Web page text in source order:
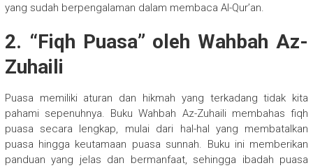
yang sudah berpengalaman dalam membaca Al-Qur’an.
2. “Fiqh Puasa” oleh Wahbah Az-
Zuhaili
Puasa memiliki aturan dan hikmah yang terkadang tidak kita
pahami sepenuhnya. Buku Wahbah Az-Zuhaili membahas fiqh
puasa secara lengkap, mulai dari hal-hal yang membatalkan
puasa hingga keutamaan puasa sunnah. Buku ini memberikan
panduan yang jelas dan bermanfaat, sehingga ibadah puasa